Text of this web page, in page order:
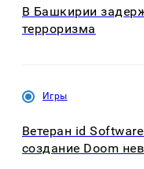
В Башкирии
терроризма
Игры
Ветеран id
создание Doom